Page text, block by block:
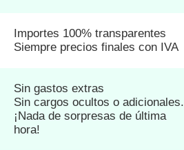
Importes 100% transparentes
Siempre precios finales con IVA
Sin gastos extras
Sin cargos ocultos o adicionales.
¡Nada de sorpresas de última
hora!